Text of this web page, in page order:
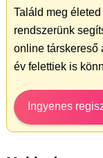
Találd meg
rendszerünk
online társkereső
év felettiek is
Ingyenes